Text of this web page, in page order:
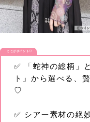
ここがポイント♡
✅ 「蛇神の総柄」
ト」から選べる、
♡
✅ シアー素材の絶